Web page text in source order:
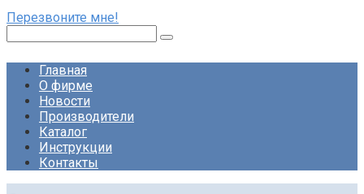
Перезвоните мне!
Главная
О фирме
Новости
Производители
Каталог
Инструкции
Контакты